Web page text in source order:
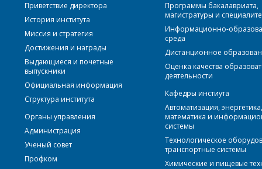
Приветствие директора
История института
Миссия и стратегия
Достижения и награды
Выдающиеся и почетные
выпускники
Официальная информация
Структура института
Органы управления
Администрация
Ученый совет
Профком
Программы бакалавриата,
магистратуры и
Информационно-
среда
Дистанционное
Оценка качества
деятельности
Кафедры инстиута
Автоматизация, энергетика,
математика и
системы
Технологическое
транспортные системы
Химические и пищевые